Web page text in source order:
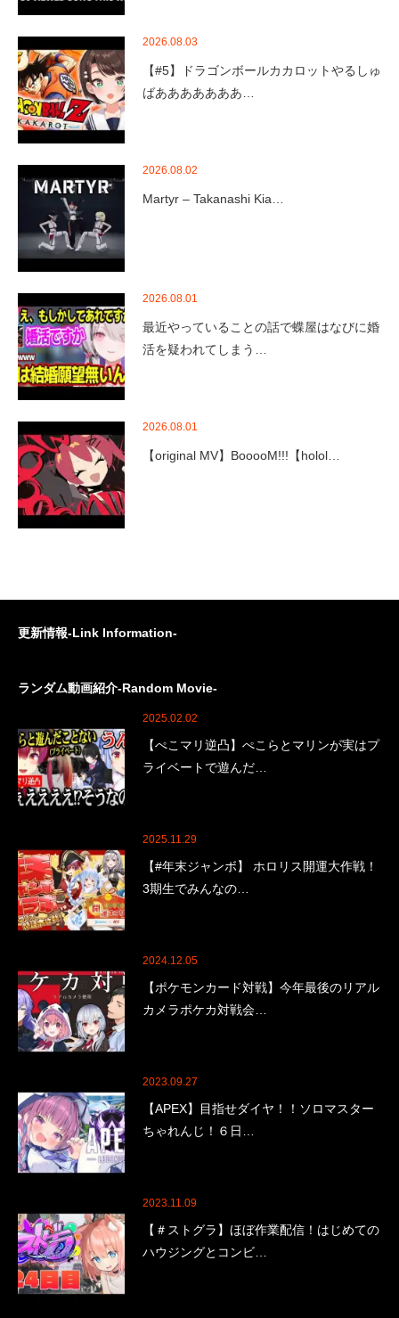
2026.08.03
【#5】ドラゴンボールカカロットやるしゅ
ばあああああああ…
2026.08.02
Martyr – Takanashi Kia…
2026.08.01
最近やっていることの話で蝶屋はなびに婚
活を疑われてしまう…
2026.08.01
【original MV】BooooM!!!【holol…
更新情報-Link Information-
ランダム動画紹介-Random Movie-
2025.02.02
【ぺこマリ逆凸】ぺこらとマリンが実はプ
ライベートで遊んだ…
2025.11.29
【#年末ジャンボ】 ホロリス開運大作戦！
3期生でみんなの…
2024.12.05
【ポケモンカード対戦】今年最後のリアル
カメラポケカ対戦会…
2023.09.27
【APEX】目指せダイヤ！！ソロマスター
ちゃれんじ！６日…
2023.11.09
【＃ストグラ】ほぼ作業配信！はじめての
ハウジングとコンビ…